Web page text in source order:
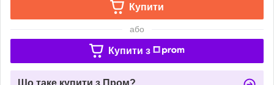
Купити
або
Купити з
Що таке купити з Пром?